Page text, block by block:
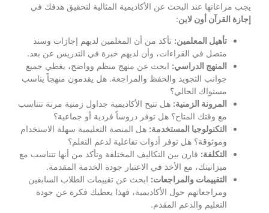
يجب مراعاتها عند البحث عن الأكاديمية المثالية لتحقيق هدفك في
إجازة القرآن أون لاين:
تأهيل المعلمين: تأكد من أن المعلمين لديهم إجازات وسند
متصل في القراءات، وأن لديهم خبرة في التدريس عن بعد.
المنهج الدراسي: ابحث عن منهج منظم وواضح، يغطي جميع
جوانب التجويد والحفظ والمراجعة. هل يقدمون منهجاً يناسب
مستواك الحالي؟
المرونة الزمنية: هل تتيح الأكاديمية جداول زمنية مرنة تتناسب
مع وقتك المتاح؟ هل توفر دروساً فردية أو جماعية؟
التكنولوجيا المستخدمة: هل المنصة التعليمية سهلة الاستخدام
وموثوقة؟ هل توفر أدوات تفاعلية لدعم التعلم؟
التكلفة: قارن بين التكاليف المختلفة وتأكد من أنها تتناسب مع
ميزانيتك، مع الأخذ في الاعتبار جودة الخدمة المقدمة.
التقييمات والمراجعات: ابحث عن تقييمات الطلاب السابقين
ومراجعاتهم حول الأكاديمية، فهذا يعطيك فكرة عن جودة
التعليم والدعم المقدم.